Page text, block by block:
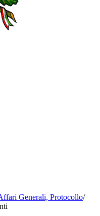
Generali, Protocollo/